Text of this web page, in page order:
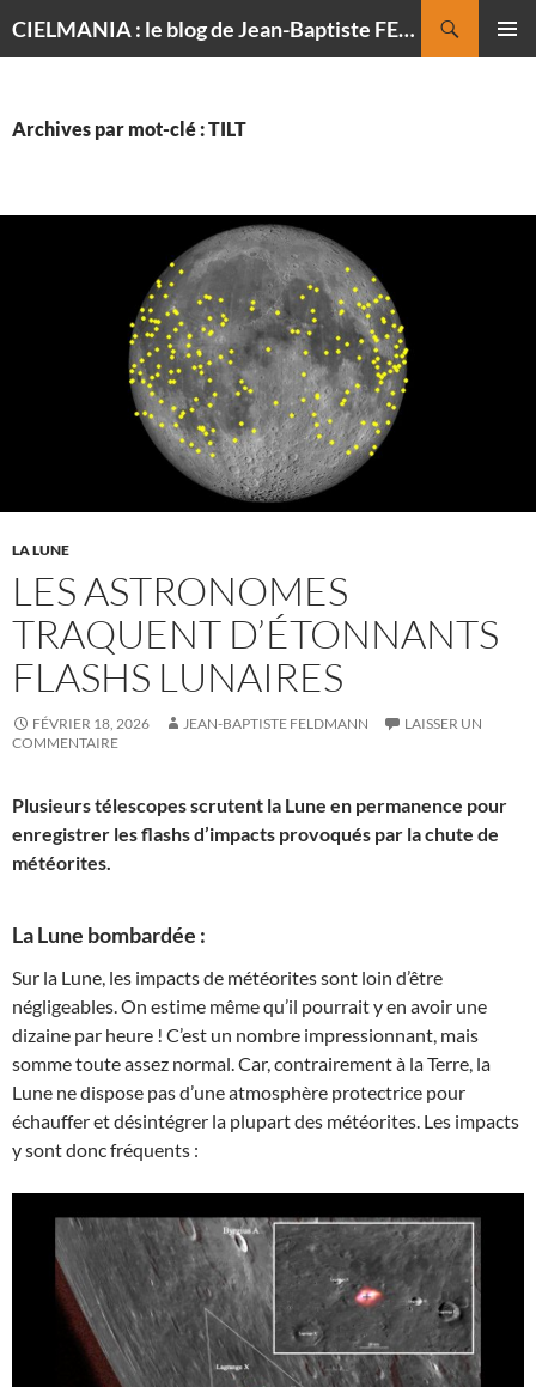
CIELMANIA : le blog de Jean-Baptiste FELDMANN, photographe du ciel
Archives par mot-clé : TILT
LA LUNE
LES ASTRONOMES
TRAQUENT D’ÉTONNANTS
FLASHS LUNAIRES
FÉVRIER 18, 2026 JEAN-BAPTISTE FELDMANN
LAISSER UN
COMMENTAIRE
Plusieurs télescopes scrutent la Lune en permanence pour
enregistrer les flashs d’impacts provoqués par la chute de
météorites.
La Lune bombardée :
Sur la Lune, les impacts de météorites sont loin d’être
négligeables. On estime même qu’il pourrait y en avoir une
dizaine par heure ! C’est un nombre impressionnant, mais
somme toute assez normal. Car, contrairement à la Terre, la
Lune ne dispose pas d’une atmosphère protectrice pour
échauffer et désintégrer la plupart des météorites. Les impacts
y sont donc fréquents :